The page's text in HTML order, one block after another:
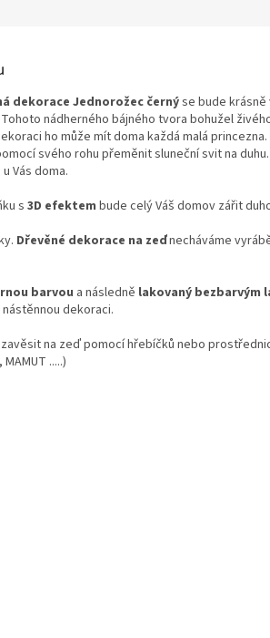
dekorace Jednorožec černýse bude krásně
nádherného bájného tvora bohužel
ho může mít doma každá malá
svého rohu přeměnit sluneční svit na
Vás doma.
s 3D efektem bude celý Váš domov zářit
Dřevěné dekorace na zeďnecháváme
barvou a následně lakovaný bezbarvým
dekoraci.
na zeď pomocí hřebíčků nebo
.....)